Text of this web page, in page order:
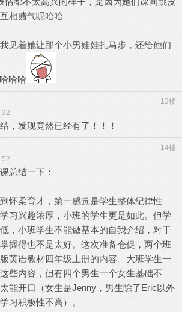
相赌气呢哈哈
见着她让那个小男娃娃扎马步，还给他们
哈哈
13楼
，发现竟然已经有了！！！
14楼
总结一下：
怀柔育才，第一感觉是学生整体纪律性
习兴趣浓厚，小班的学生更是如此。但学
，小班学生不能做基本的自我介绍，对于
握得也不是太好。这次准备仓促，两个班
版英语教材四年级上册的内容。大班学生一
些内容，但有四个男生一个女生基础不
能开口（女生是Jenny，男生除了Eric以外
习积极性不高）。